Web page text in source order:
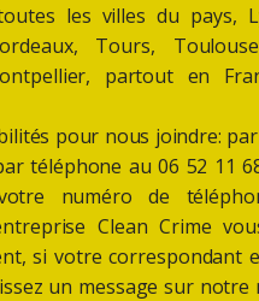
les villes du pays,
Tours,
partout en
pour nous joindre:
téléphone au 06 52 11
numéro de
Clean Crime
si votre correspondant
un message sur notre